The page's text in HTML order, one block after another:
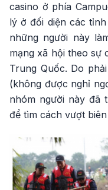
casino ở phía
lý ở đối diện các
những người này
mạng xã hội theo sự
Trung Quốc. Do
(không được nghỉ
nhóm người này đã
để tìm cách vượt